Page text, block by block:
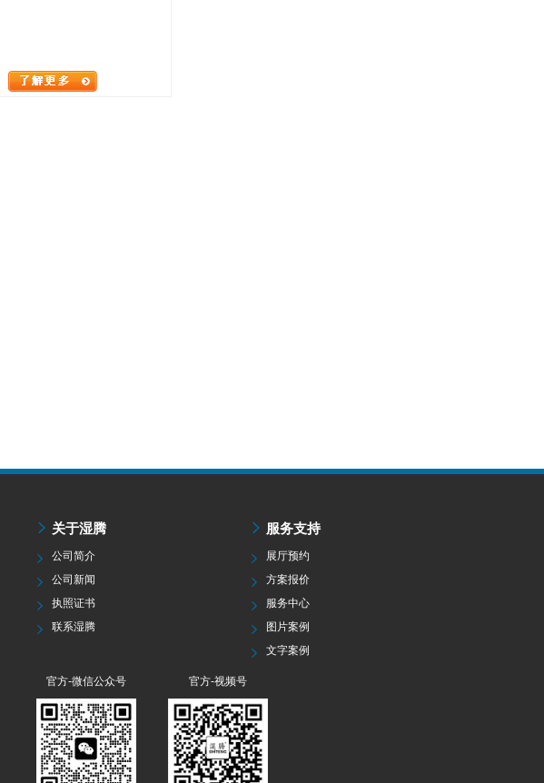
关于湿腾
公司简介
公司新闻
执照证书
联系湿腾
服务支持
展厅预约
方案报价
服务中心
图片案例
文字案例
官方-微信公众号 官方-视频号